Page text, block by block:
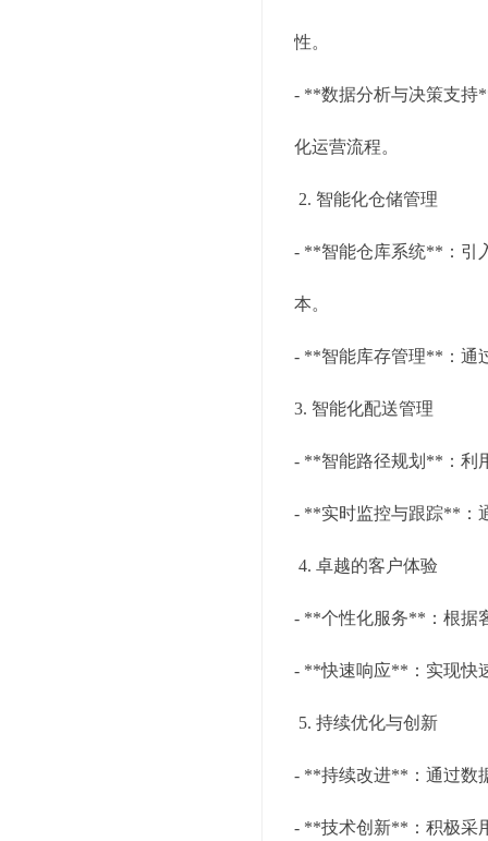
性。
- **数据分析与决策支持
化运营流程。
2. 智能化仓储管理
- **智能仓库系统**：引
本。
- **智能库存管理**：通
3. 智能化配送管理
- **智能路径规划**：利
- **实时监控与跟踪**：
4. 卓越的客户体验
- **个性化服务**：根据
- **快速响应**：实现快
5. 持续优化与创新
- **持续改进**：通过数
- **技术创新**：积极采